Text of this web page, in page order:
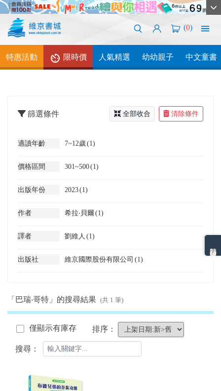
(0)
特惠活動 限時價 人氣精選 幼幼親子 中文童書
篩選條件 全部收合 清除條件
適讀年齡 7~12歲(1)
價格區間 301~500(1)
出版年份 2023(1)
作者 希拉‧貝爾(1)
譯者 劉維人 (1)
出版社 維京國際股份有限公司 (1)
「巴瑞‧哥特」的搜尋結果 (共 1 筆)
僅顯示有庫存 排序：
搜尋：